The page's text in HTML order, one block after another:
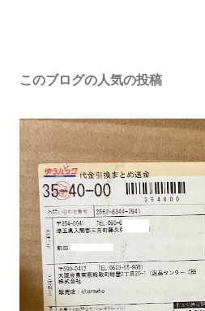
このブログの人気の投稿